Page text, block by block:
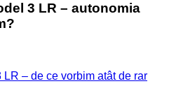
3 LR – autonomia
LR – de ce vorbim atât de rar